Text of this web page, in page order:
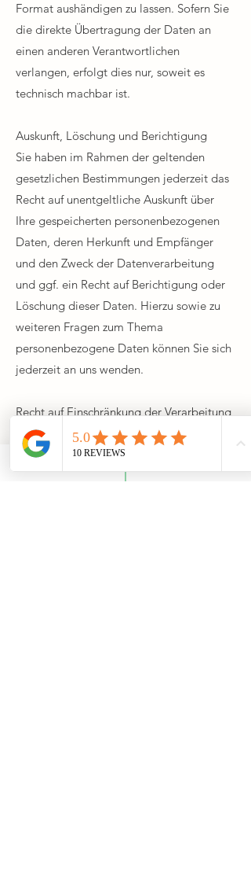
Format aushändigen zu lassen. Sofern Sie
die direkte Übertragung der Daten an
einen anderen Verantwortlichen
verlangen, erfolgt dies nur, soweit es
technisch machbar ist.
Auskunft, Löschung und Berichtigung
Sie haben im Rahmen der geltenden
gesetzlichen Bestimmungen jederzeit das
Recht auf unentgeltliche Auskunft über
Ihre gespeicherten personenbezogenen
Daten, deren Herkunft und Empfänger
und den Zweck der Datenverarbeitung
und ggf. ein Recht auf Berichtigung oder
Löschung dieser Daten. Hierzu sowie zu
weiteren Fragen zum Thema
personenbezogene Daten können Sie sich
jederzeit an uns wenden.
Recht auf Einschränkung der Verarbeitung
Sie haben das Recht, die Einschränkung
der Verarbeitung Ihrer
personenbezogenen Daten zu verlangen.